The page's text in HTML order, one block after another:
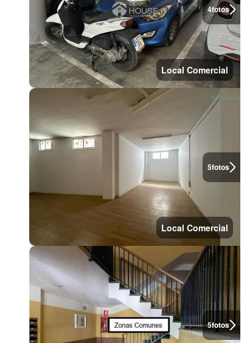
4fotos
Local Comercial
5fotos
Local Comercial
5fotos